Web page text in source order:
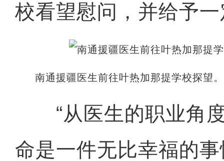
校看望慰问，并给予
南通援疆医生前往叶热加那提学校探望
“从医生的职业角度
命是一件无比幸福的